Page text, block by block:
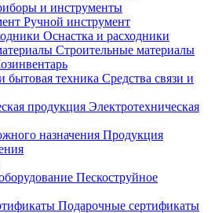
и инструменты
Ручной инструмент
Оснастка и расходники
Строительные материалы
Средства связи и
Электротехническая
Продукция
Пескоструйное
Подарочные сертификаты